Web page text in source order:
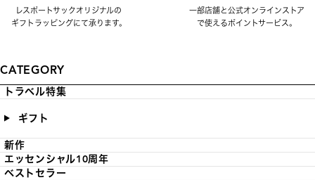
レスポートサックオリジナルの
ギフトラッピングにて承ります。
一部店舗と公式オンラインストア
で使えるポイントサービス。
CATEGORY
トラベル特集
ギフト
新作
エッセンシャル10周年
ベストセラー